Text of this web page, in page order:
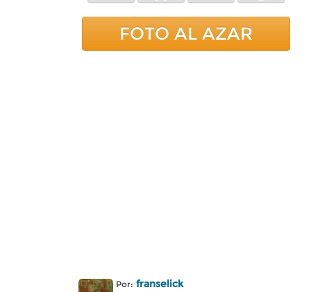
FOTO AL AZAR
Por: franselick